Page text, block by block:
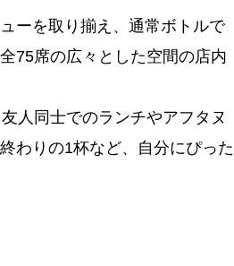
ーを取り揃え、通常ボトルで
75席の広々とした空間の店内
人同士でのランチやアフタヌ
わりの1杯など、自分にぴった